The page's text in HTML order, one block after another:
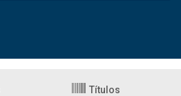
Títulos